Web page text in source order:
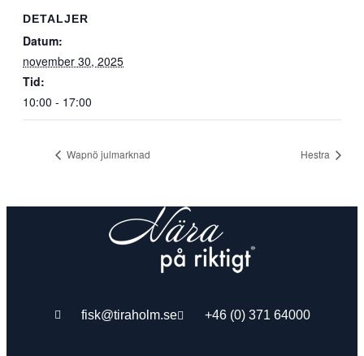
DETALJER
Datum:
november 30, 2025
Tid:
10:00 - 17:00
Wapnö julmarknad Hestra
fisk@tiraholm.se +46 (0) 371 64000